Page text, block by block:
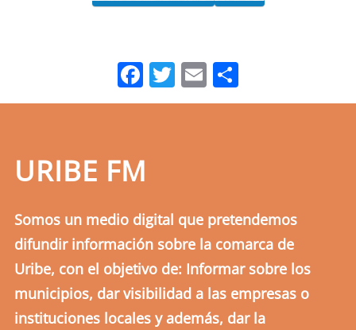
Facebook
Twitter
Email
URIBE FM
Somos un medio digital que pretendemos
difundir información sobre la comarca de
Uribe, con el objetivo de: Informar sobre los
municipios, dar visibilidad a las empresas o
instituciones locales y además, dar la